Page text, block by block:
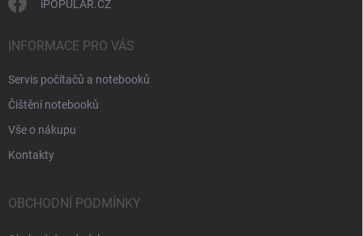
iPOPULAR.CZ
INFORMACE PRO VÁS
Servis počítačů a notebooků
Čištění notebooků
Vše o nákupu
Kontakty
OBCHODNÍ PODMÍNKY